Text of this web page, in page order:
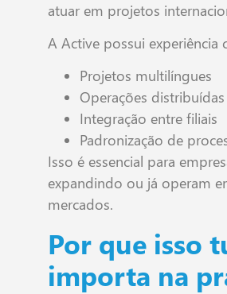
atuar em projetos
A Active possui experiência
Projetos multilíngues
Operações distribuídas
Integração entre filiais
Padronização de
Isso é essencial para
expandindo ou já operam
mercados.
Por que isso
importa na